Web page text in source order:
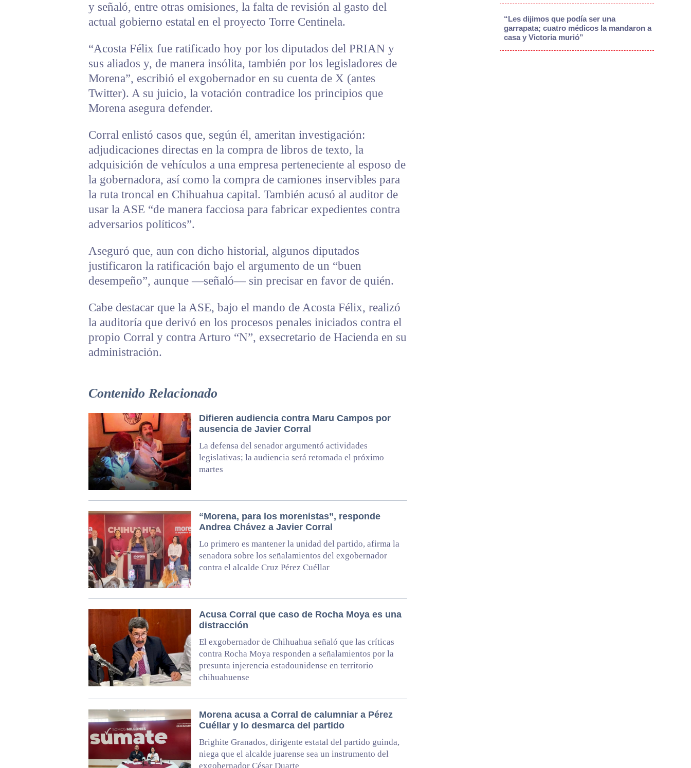
y señaló, entre otras omisiones, la falta de revisión al gasto del
actual gobierno estatal en el proyecto Torre Centinela.
“Acosta Félix fue ratificado hoy por los diputados del PRIAN y
sus aliados y, de manera insólita, también por los legisladores de
Morena”, escribió el exgobernador en su cuenta de X (antes
Twitter). A su juicio, la votación contradice los principios que
Morena asegura defender.
Corral enlistó casos que, según él, ameritan investigación:
adjudicaciones directas en la compra de libros de texto, la
adquisición de vehículos a una empresa perteneciente al esposo de
la gobernadora, así como la compra de camiones inservibles para
la ruta troncal en Chihuahua capital. También acusó al auditor de
usar la ASE “de manera facciosa para fabricar expedientes contra
adversarios políticos”.
Aseguró que, aun con dicho historial, algunos diputados
justificaron la ratificación bajo el argumento de un “buen
desempeño”, aunque —señaló— sin precisar en favor de quién.
Cabe destacar que la ASE, bajo el mando de Acosta Félix, realizó
la auditoría que derivó en los procesos penales iniciados contra el
propio Corral y contra Arturo “N”, exsecretario de Hacienda en su
administración.
Contenido Relacionado
Difieren audiencia contra Maru Campos por
ausencia de Javier Corral
La defensa del senador argumentó actividades
legislativas; la audiencia será retomada el próximo
martes
“Morena, para los morenistas”, responde
Andrea Chávez a Javier Corral
Lo primero es mantener la unidad del partido, afirma la
senadora sobre los señalamientos del exgobernador
contra el alcalde Cruz Pérez Cuéllar
Acusa Corral que caso de Rocha Moya es una
distracción
El exgobernador de Chihuahua señaló que las críticas
contra Rocha Moya responden a señalamientos por la
presunta injerencia estadounidense en territorio
chihuahuense
Morena acusa a Corral de calumniar a Pérez
Cuéllar y lo desmarca del partido
Brighite Granados, dirigente estatal del partido guinda,
niega que el alcalde juarense sea un instrumento del
exgobernador César Duarte
“Les dijimos que podía ser una
garrapata; cuatro médicos la mandaron a
casa y Victoria murió”